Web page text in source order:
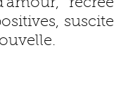
recrée
suscite